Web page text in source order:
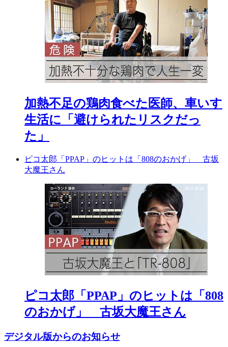
加熱不足の鶏肉食べた医師、車いす
生活に「避けられたリスクだっ
た」
ピコ太郎「PPAP」のヒットは「808のおかげ」 古坂
大魔王さん
ピコ太郎「PPAP」のヒットは「808
のおかげ」 古坂大魔王さん
デジタル版からのお知らせ